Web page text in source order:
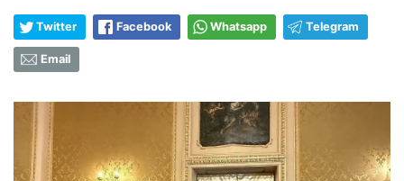
Twitter Facebook Whatsapp Telegram
Email